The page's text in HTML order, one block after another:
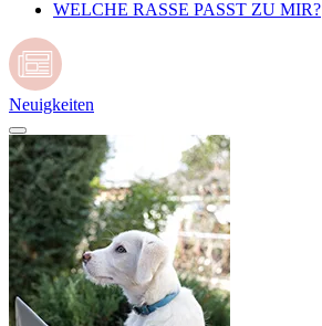
WELCHE RASSE PASST ZU MIR?
Neuigkeiten